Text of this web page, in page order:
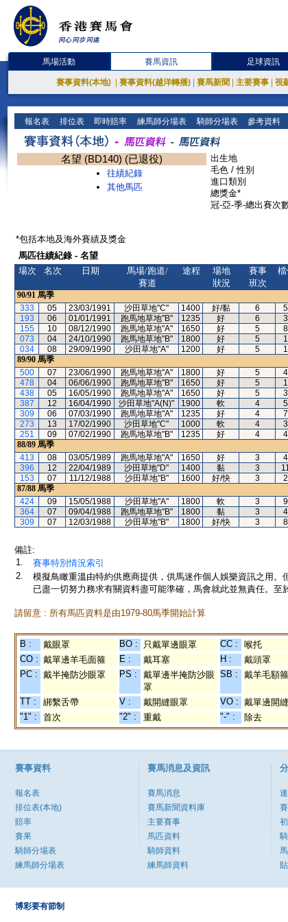
馬場活動 賽馬資訊 足球資訊
賽事資料(本地) 賽事資料(越洋轉播) 賽馬新聞 主要賽事 視
報名表 排位表 即時賠率 練馬師分場表 騎師分場表 參考資料
名望 (BD140) (已退役)
往績紀錄
其他馬匹
出生地
毛色 / 性別
進口類別
總獎金*
冠-亞-季-總出賽次
*包括本地及海外賽績及獎金
馬匹往績紀錄 - 名望
場次
名次 日期
馬場/跑道/
賽道
途程
場地
狀況
賽事
班次
檔
90/91 馬季
333
05 23/03/1991 沙田草地"C" 1400 好/黏 6 5
193
06 01/01/1991 跑馬地草地"B" 1235 好 6 3
155
10 08/12/1990 跑馬地草地"A" 1650 好 5 8
073
04 24/10/1990 跑馬地草地"B" 1800 好 5 1
034
08 29/09/1990 沙田草地"A" 1200 好 5 1
89/90 馬季
500
07 23/06/1990 跑馬地草地"A" 1800 好 5 4
478
04 06/06/1990 跑馬地草地"B" 1650 好 5 1
438
05 16/05/1990 跑馬地草地"A" 1650 好 5 3
387
12 16/04/1990 沙田草地"A(N)" 1900 軟 4 5
309
06 07/03/1990 跑馬地草地"A" 1235 好 4 7
273
13 17/02/1990 沙田草地"C" 1000 軟 4 3
251
09 07/02/1990 跑馬地草地"B" 1235 好 4 4
88/89 馬季
413
08 03/05/1989 跑馬地草地"A" 1650 好 3 4
396
12 22/04/1989 沙田草地"D" 1400 黏 3
153
07 11/12/1988 沙田草地"B" 1600 好/快 3 2
87/88 馬季
424
09 15/05/1988 沙田草地"A" 1800 軟 3 9
364
07 09/04/1988 跑馬地草地"B" 1800 黏 3 4
309
07 12/03/1988 沙田草地"B" 1800 好/快 3 8
備註:
1.
賽事特別情況索引
2.
模擬鳥瞰重溫由特約供應商提供，供馬迷作個人娛樂資訊之用
已盡一切努力務求有關資料盡可能準確，馬會就此並無責任。至
請留意 : 所有馬匹資料是由1979-80馬季開始計算
B : 戴眼罩 BO : 只戴單邊眼罩 CC : 喉托
CO : 戴單邊羊毛面箍 E : 戴耳塞 H : 戴頭罩
PC : 戴半掩防沙眼罩 PS :
戴單邊半掩防沙眼
罩
SB : 戴羊毛額箍
TT : 綁繫舌帶 V : 戴開縫眼罩 VO : 戴單邊開
"1" :
首次 "2" : 重戴 "-" : 除去
賽事資料
報名表
排位表(本地)
賠率
賽果
騎師分場表
練馬師分場表
賽馬消息及資訊
賽馬消息
賽馬新聞資料庫
主要賽事
馬匹資料
騎師資料
練馬師資料
博彩要有節制